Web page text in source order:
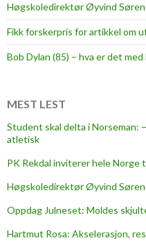
b
y
g
n
a
-
u
l
Høgskoledirektør Øyvind
Fikk forskerpris for artikkel om
Bob Dylan (85) – hva er det med
MEST LEST
Student skal delta i
atletisk
PK Rekdal inviterer hele Norge
Høgskoledirektør Øyvind
Oppdag Julneset: Moldes
Hartmut Rosa: Akselerasjon,